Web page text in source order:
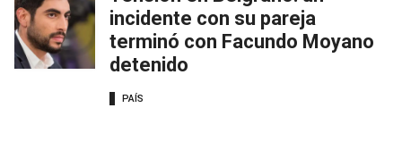
incidente con su pareja
terminó con Facundo Moyano
detenido
PAÍS